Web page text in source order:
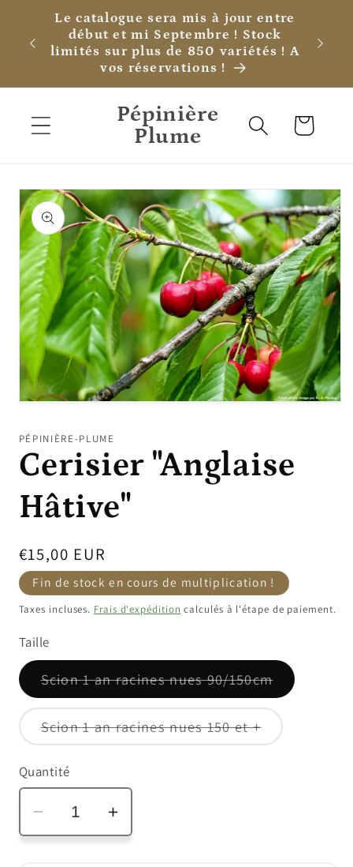
passer
au
contenu
Le catalogue sera mis à jour entre
début et mi Septembre ! Stock
limités sur plus de 850 variétés ! A
vos réservations !
Pépinière
Plume
Panier
Passer aux
informations
produits
1
dans
une
fenêtre
PÉPINIÈRE-PLUME
Cerisier "Anglaise
Hâtive"
Prix
promotionnel
€15,00 EUR
Fin de stock en cours de multiplication !
Taxes incluses. Frais d'expédition calculés à l'étape de paiement.
Taille
Scion 1 an racines nues 90/150cmVariante
épuisée
ou
Scion 1 an racines nues 150 et +Variante
épuisée
Quantité
Réduire
la
Augmenter
la